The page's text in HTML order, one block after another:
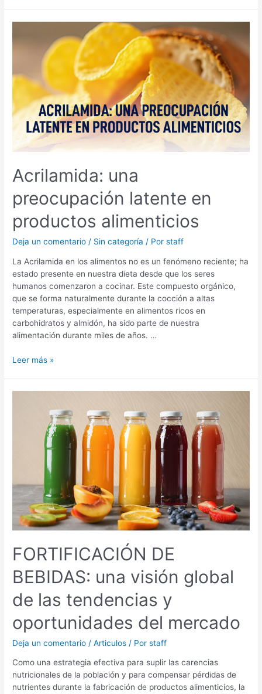
Acrilamida: una
preocupación latente en
productos alimenticios
Deja un comentario / Sin categoría / Porstaff
La Acrilamida en los alimentos no es un fenómeno reciente; ha
estado presente en nuestra dieta desde que los seres
humanos comenzaron a cocinar. Este compuesto orgánico,
que se forma naturalmente durante la cocción a altas
temperaturas, especialmente en alimentos ricos en
carbohidratos y almidón, ha sido parte de nuestra
alimentación durante miles de años. …
preocupación
en
productos
alimenticios
Leer más »
FORTIFICACIÓN DE
BEBIDAS: una visión global
de las tendencias y
oportunidades del mercado
Deja un comentario /Articulos / Porstaff
Como una estrategia efectiva para suplir las carencias
nutricionales de la población y para compensar pérdidas de
nutrientes durante la fabricación de productos alimenticios, la
las
tendencias
oportunidades
del